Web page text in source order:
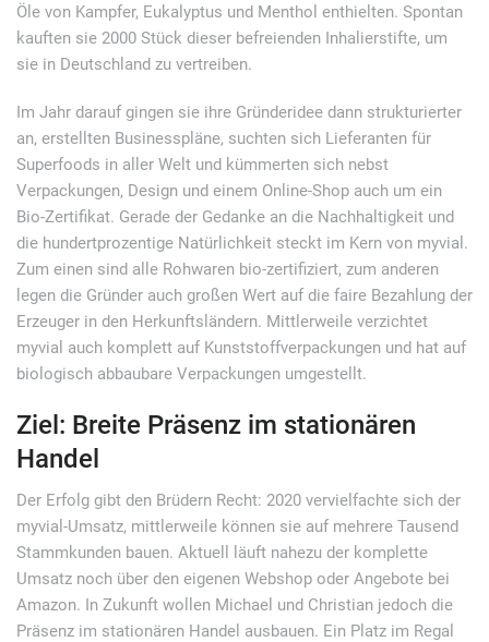
Öle von Kampfer, Eukalyptus und Menthol enthielten. Spontan
kauften sie 2000 Stück dieser befreienden Inhalierstifte, um
sie in Deutschland zu vertreiben.
Im Jahr darauf gingen sie ihre Gründeridee dann strukturierter
an, erstellten Businesspläne, suchten sich Lieferanten für
Superfoods in aller Welt und kümmerten sich nebst
Verpackungen, Design und einem Online-Shop auch um ein
Bio-Zertifikat. Gerade der Gedanke an die Nachhaltigkeit und
die hundertprozentige Natürlichkeit steckt im Kern von myvial.
Zum einen sind alle Rohwaren bio-zertifiziert, zum anderen
legen die Gründer auch großen Wert auf die faire Bezahlung der
Erzeuger in den Herkunftsländern. Mittlerweile verzichtet
myvial auch komplett auf Kunststoffverpackungen und hat auf
biologisch abbaubare Verpackungen umgestellt.
Ziel: Breite Präsenz im stationären
Handel
Der Erfolg gibt den Brüdern Recht: 2020 vervielfachte sich der
myvial-Umsatz, mittlerweile können sie auf mehrere Tausend
Stammkunden bauen. Aktuell läuft nahezu der komplette
Umsatz noch über den eigenen Webshop oder Angebote bei
Amazon. In Zukunft wollen Michael und Christian jedoch die
Präsenz im stationären Handel ausbauen. Ein Platz im Regal